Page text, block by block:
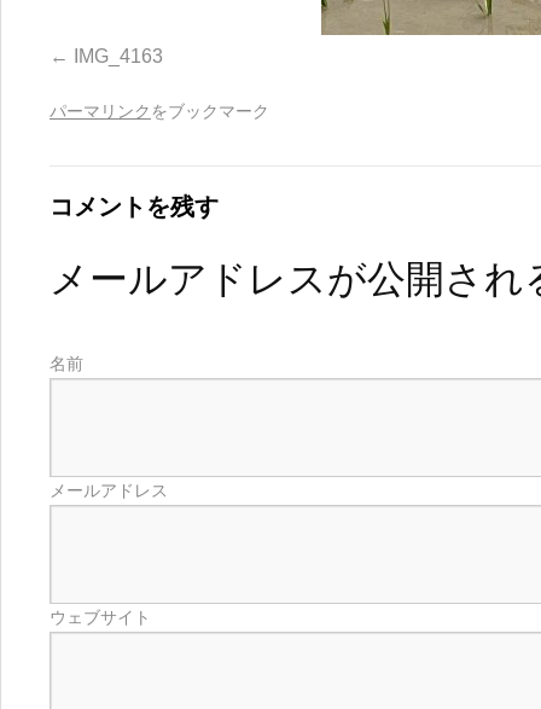
IMG_4163
パーマリンク をブックマーク
コメントを残す
メールアドレスが公開さ
名前
メールアドレス
ウェブサイト